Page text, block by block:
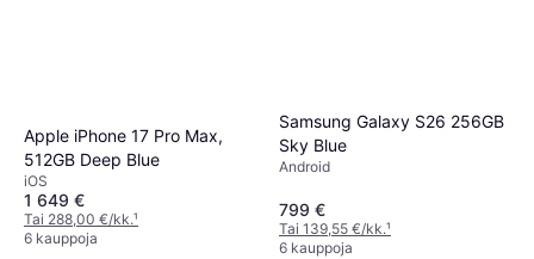
Apple iPhone 17 Pro Max,
512GB Deep Blue
iOS
1 649 €
Tai 288,00 €/kk.¹
6 kauppoja
Samsung Galaxy S26 256GB
Sky Blue
Android
799 €
Tai 139,55 €/kk.¹
6 kauppoja